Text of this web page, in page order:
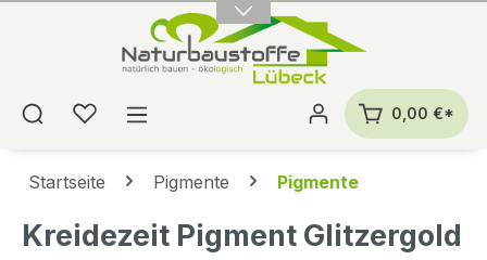
0,00 €*
Startseite Pigmente Pigmente
Kreidezeit Pigment Glitzergold